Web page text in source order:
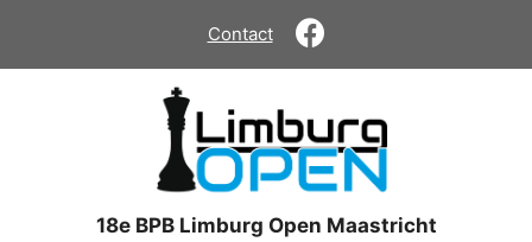
de
Contact
18e BPB Limburg Open Maastricht